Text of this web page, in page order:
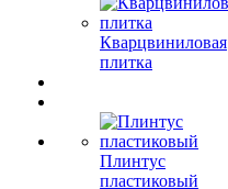
Кварцвиниловая
плитка
Плинтус
пластиковый